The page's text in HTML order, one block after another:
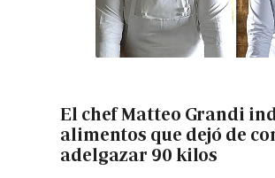
El chef Matteo Grandi
alimentos que dejó de
adelgazar 90 kilos